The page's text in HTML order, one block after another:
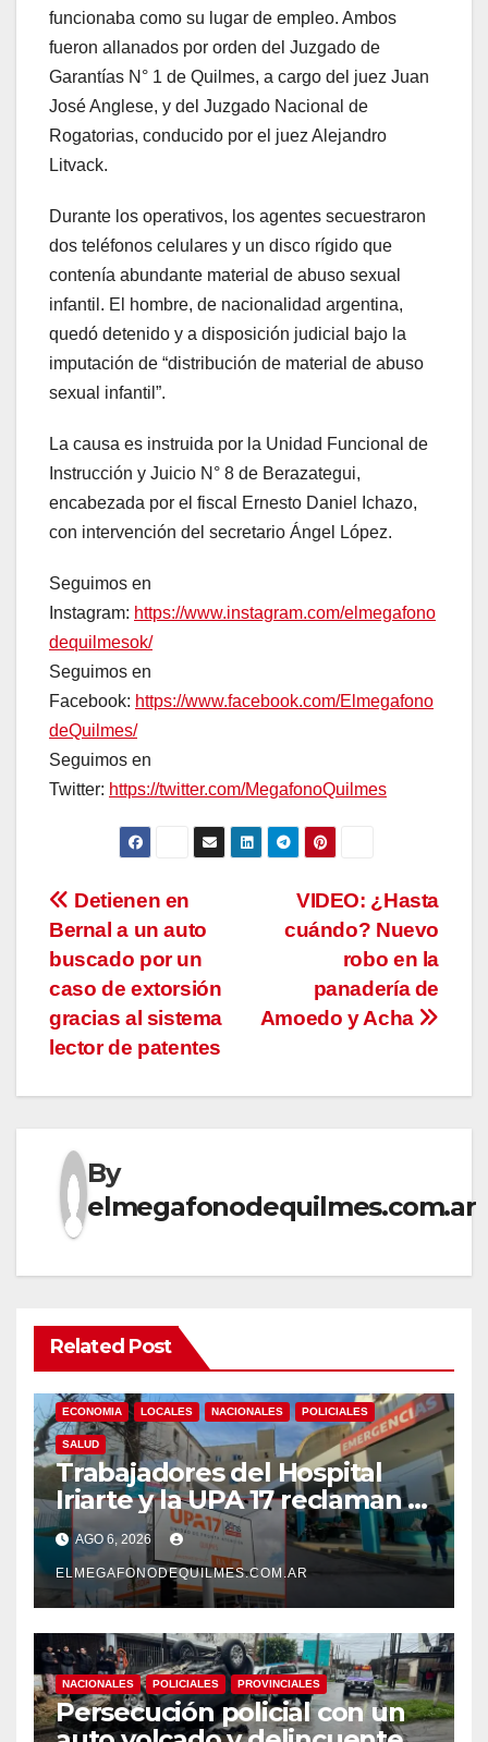
funcionaba como su lugar de empleo. Ambos
fueron allanados por orden del Juzgado de
Garantías N° 1 de Quilmes, a cargo del juez Juan
José Anglese, y del Juzgado Nacional de
Rogatorias, conducido por el juez Alejandro
Litvack.
Durante los operativos, los agentes secuestraron
dos teléfonos celulares y un disco rígido que
contenía abundante material de abuso sexual
infantil. El hombre, de nacionalidad argentina,
quedó detenido y a disposición judicial bajo la
imputación de “distribución de material de abuso
sexual infantil”.
La causa es instruida por la Unidad Funcional de
Instrucción y Juicio N° 8 de Berazategui,
encabezada por el fiscal Ernesto Daniel Ichazo,
con intervención del secretario Ángel López.
Seguimos en
Instagram: https://www.instagram.com/elmegafono
dequilmesok/
Seguimos en
Facebook: https://www.facebook.com/Elmegafono
deQuilmes/
Seguimos en
Twitter: https://twitter.com/MegafonoQuilmes
Navegación
de
entradas
VIDEO: ¿Hasta
cuándo? Nuevo
robo en la
panadería de
Amoedo y Acha
Detienen en
Bernal a un auto
buscado por un
caso de extorsión
gracias al sistema
lector de patentes
By
elmegafonodequilmes.com.ar
Related Post
ECONOMIA LOCALES NACIONALES POLICIALES
SALUD
Trabajadores del Hospital
Iriarte y la UPA 17 reclaman el
pase a planta de becarios y
mejoras laborales
AGO 6, 2026
ELMEGAFONODEQUILMES.COM.AR
NACIONALES POLICIALES PROVINCIALES
Persecución policial con un